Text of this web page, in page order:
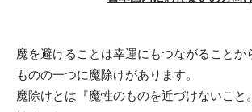
魔を避けることは幸運にもつながることか
ものの一つに魔除けがあります。
魔除けとは『魔性のものを近づけないこと